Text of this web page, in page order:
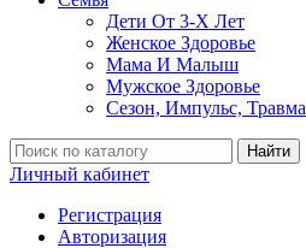
Дети От 3-Х Лет
Женское Здоровье
Мама И Малыш
Мужское Здоровье
Сезон, Импульс, Травма
Найти
Личный кабинет
Регистрация
Авторизация